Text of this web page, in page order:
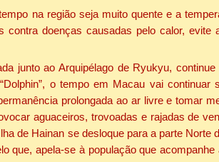
na região seja muito quente e a
doenças causadas pelo calor,
junto ao Arquipélago de Ryukyu,
o tempo em Macau vai
prolongada ao ar livre e tomar
aguaceiros, trovoadas e rajadas de
de Hainan se desloque para a parte Norte
que, apela-se à população que